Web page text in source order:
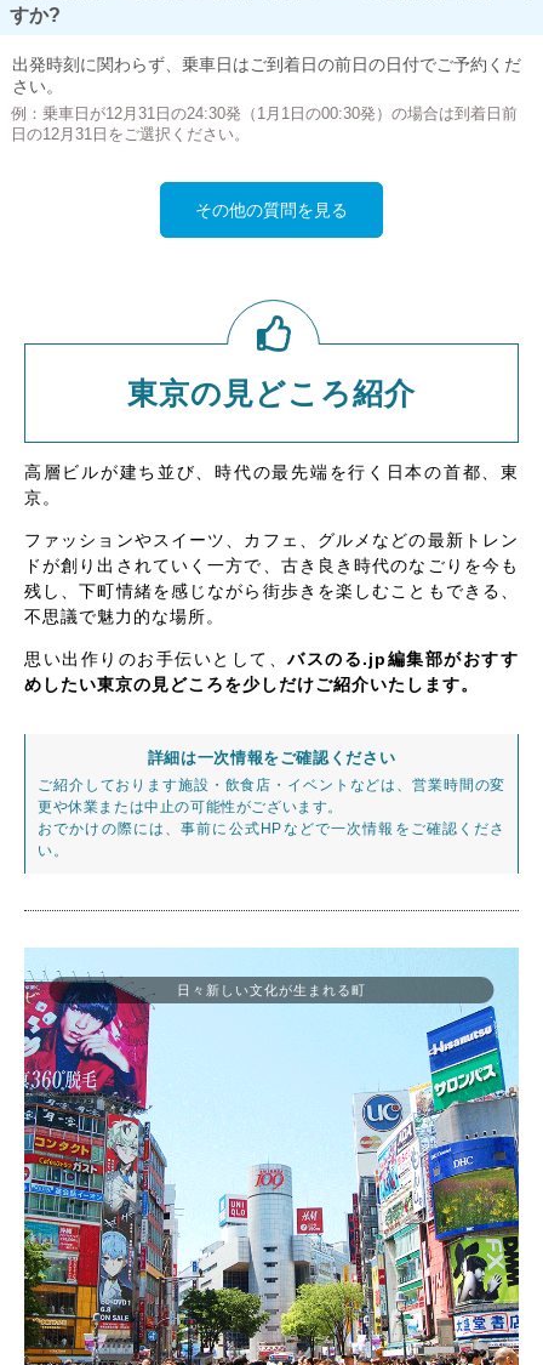
すか?
出発時刻に関わらず、乗車日はご到着日の前日の日付でご予約くだ
さい。
例：乗車日が12月31日の24:30発（1月1日の00:30発）の場合は到着日前
日の12月31日をご選択ください。
その他の質問を見る
東京の見どころ紹介
高層ビルが建ち並び、時代の最先端を行く日本の首都、東
京。
ファッションやスイーツ、カフェ、グルメなどの最新トレン
ドが創り出されていく一方で、古き良き時代のなごりを今も
残し、下町情緒を感じながら街歩きを楽しむこともできる、
不思議で魅力的な場所。
思い出作りのお手伝いとして、バスのる.jp編集部がおすす
めしたい東京の見どころを少しだけご紹介いたします。
詳細は一次情報をご確認ください
ご紹介しております施設・飲食店・イベントなどは、営業時間の変
更や休業または中止の可能性がございます。
おでかけの際には、事前に公式HPなどで一次情報をご確認くださ
い。
日々新しい文化が生まれる町